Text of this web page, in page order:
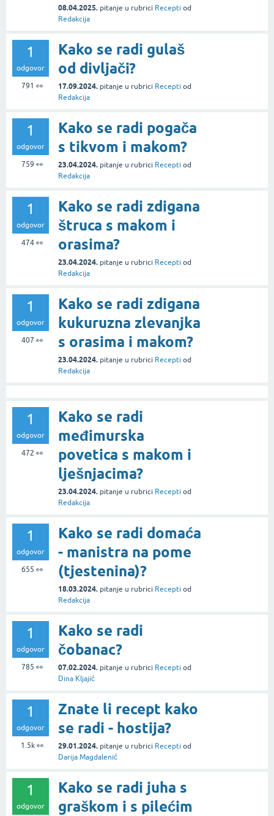
08.04.2025. pitanje u rubrici Recepti od
Redakcija
1
odgovor
791 👀
Kako se radi gulaš
od divljači?
17.09.2024. pitanje u rubrici Recepti od
Redakcija
1
odgovor
759 👀
Kako se radi pogača
s tikvom i makom?
23.04.2024. pitanje u rubrici Recepti od
Redakcija
1
odgovor
474👀
Kako se radi zdigana
štruca s makom i
orasima?
23.04.2024. pitanje u rubrici Recepti od
Redakcija
1
odgovor
407 👀
Kako se radi zdigana
kukuruzna zlevanjka
s orasima i makom?
23.04.2024. pitanje u rubrici Recepti od
Redakcija
1
odgovor
472 👀
Kako se radi
međimurska
povetica s makom i
lješnjacima?
23.04.2024. pitanje u rubrici Recepti od
Redakcija
1
odgovor
655 👀
Kako se radi domaća
- manistra na pome
(tjestenina)?
18.03.2024. pitanje u rubrici Recepti od
Redakcija
1
odgovor
785 👀
Kako se radi
čobanac?
07.02.2024. pitanje u rubrici Recepti od
Dina Kljajić
1
odgovor
1.5k👀
Znate li recept kako
se radi - hostija?
29.01.2024. pitanje u rubrici Recepti od
Darija Magdalenić
1
odgovor
Kako se radi juha s
graškom i s pilećim